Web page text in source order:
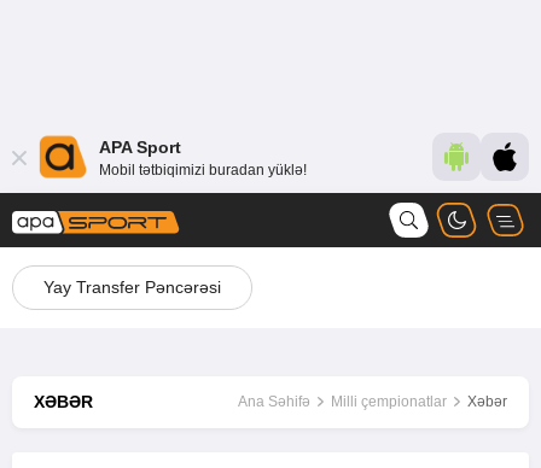
APA Sport
Mobil tətbiqimizi buradan yüklə!
Yay Transfer Pəncərəsi
XƏBƏR Ana Səhifə Milli çempionatlar Xəbər